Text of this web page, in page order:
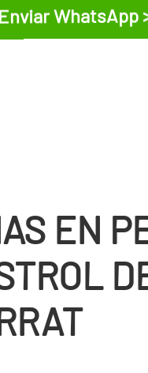
Enviar WhatsApp
EN